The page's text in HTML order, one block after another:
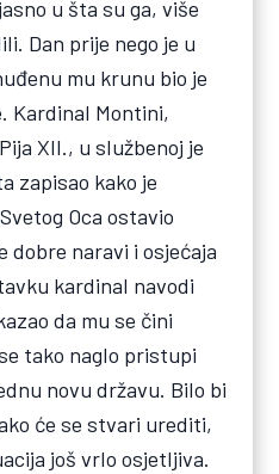
u šta su ga, više
Dan prije nego je u
mu krunu bio je
Kardinal Montini,
XII., u službenoj je
zapisao kako je
Oca ostavio
dobre naravi i osjećaja
kardinal navodi
da mu se čini
tako naglo pristupi
novu državu. Bilo bi
će se stvari urediti,
još vrlo osjetljiva.